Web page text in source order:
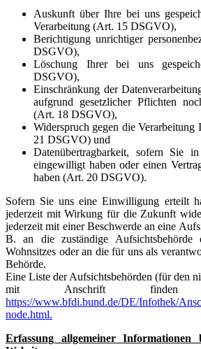
Auskunft über Ihre bei uns
Verarbeitung (Art. 15 DSGVO),
Berichtigung unrichtiger
DSGVO),
Löschung Ihrer bei uns
DSGVO),
Einschränkung der
aufgrund gesetzlicher Pflichten
(Art. 18 DSGVO),
Widerspruch gegen die
21 DSGVO) und
Datenübertragbarkeit, sofern Sie
eingewilligt haben oder einen
haben (Art. 20 DSGVO).
Sofern Sie uns eine Einwilligung erteilt
jederzeit mit Wirkung für die Zukunft
jederzeit mit einer Beschwerde an eine
B. an die zuständige Aufsichtsbehörde
Wohnsitzes oder an die für uns als
Behörde.
Eine Liste der Aufsichtsbehörden (für den
mit Anschrift
https://www.bfdi.bund.de/DE/Infothek/
node.html.
Erfassung allgemeiner Informationen